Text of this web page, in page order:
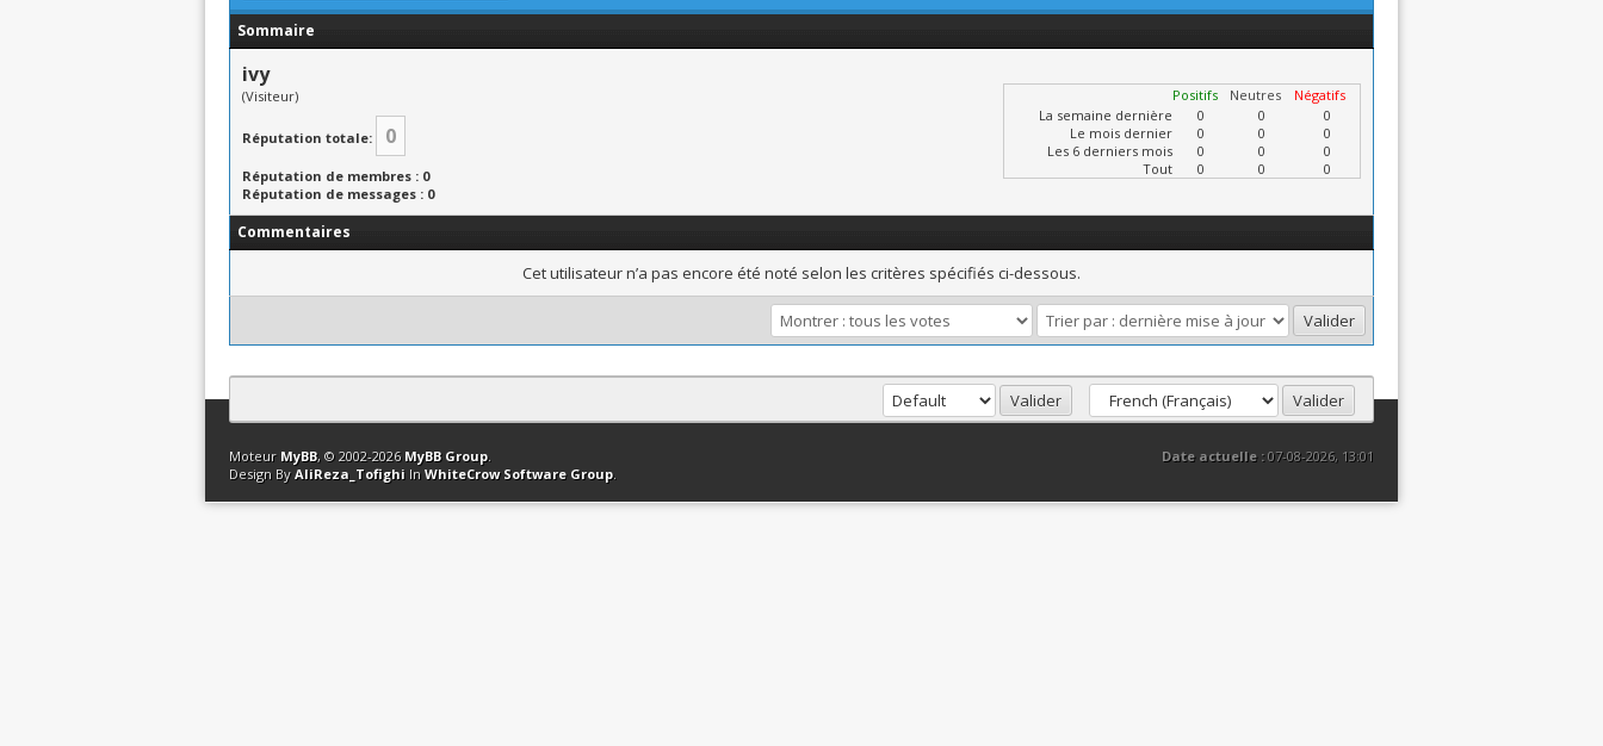
Sommaire
ivy
(Visiteur)
Réputation totale: 0
Réputation de membres : 0
Réputation de messages : 0
Positifs Neutres
Négatifs
La semaine dernière
0 0
0
Le mois dernier
0 0
0
Les 6 derniers mois
0 0
0
Tout
0 0 0
Commentaires
Cet utilisateur n’a pas encore été noté selon les critères spécifiés ci-dessous.
Contact Club Affiliation Retourner en haut Version bas-débit (Archivé) Syndication RSS
Date actuelle :07-08-2026, 13:01
Moteur MyBB, © 2002-2026 MyBB Group.
Design By AliReza_Tofighi In WhiteCrow Software Group.